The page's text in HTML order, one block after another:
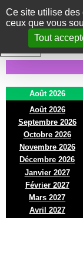
Panneau de
Ce site utilise des
ceux que vous
Tout
Le Marni
CONCERTS DANSE/CIRQUE
INTRA MUROS
Août 2026
Août 2026
Septembre 2026
Octobre 2026
Novembre 2026
Décembre 2026
Janvier 2027
Février 2027
Mars 2027
Avril 2027
D
2
L
3
M
4
D
16
L
17
M
18
D
30
L
31